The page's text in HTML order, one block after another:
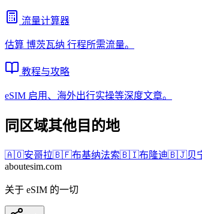
流量计算器
估算 博茨瓦纳 行程所需流量。
教程与攻略
eSIM 启用、海外出行实操等深度文章。
同区域其他目的地
🇦🇴安哥拉🇧🇫布基纳法索🇧🇮布隆迪🇧🇯贝
aboutesim.com
关于 eSIM 的一切